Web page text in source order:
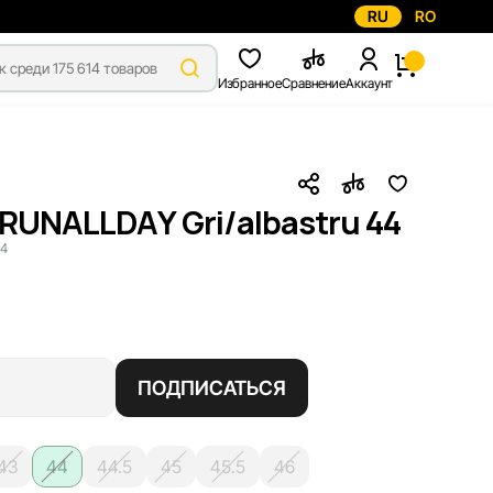
RU RO
ИзбранноеСравнениеАккаунт
Gri/albastru 44
ПОДПИСАТЬСЯ
44 44.5 45 45.5
46